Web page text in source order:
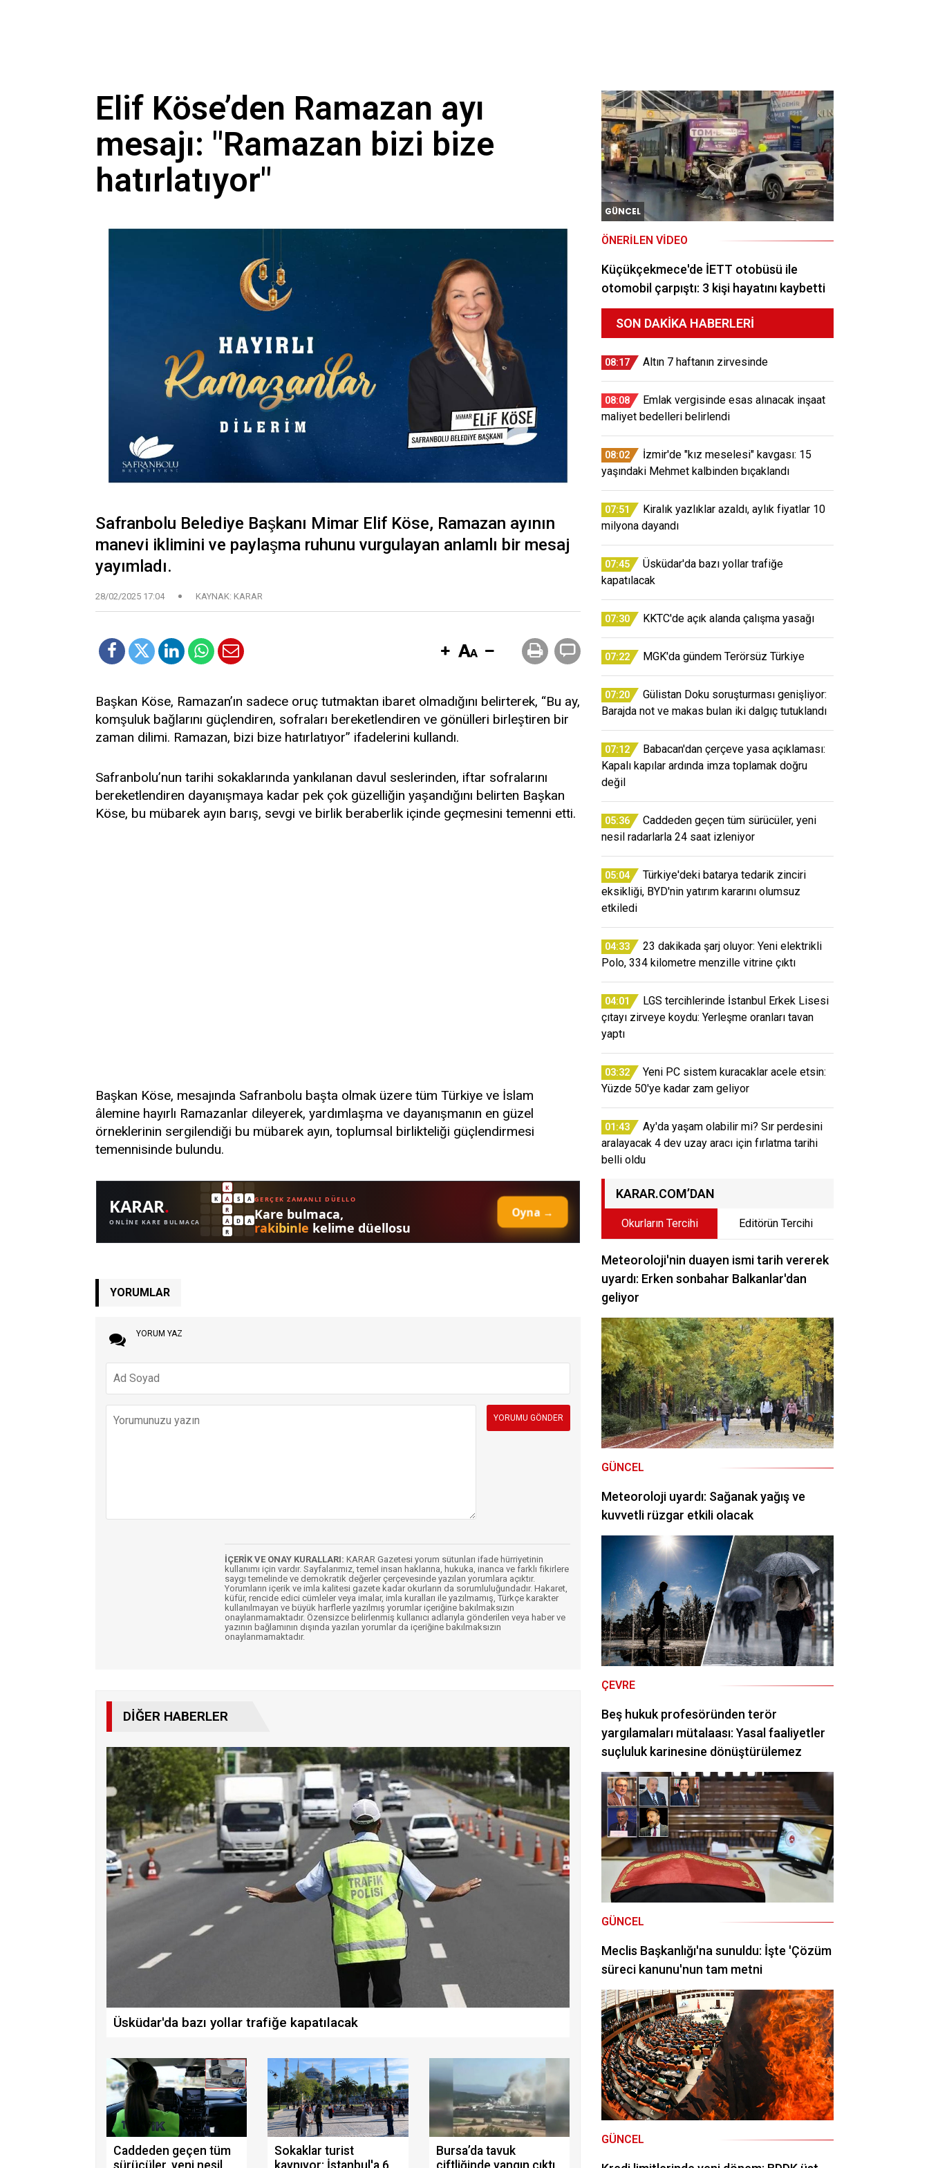
Elif Köse’den Ramazan ayı
mesajı: "Ramazan bizi bize
hatırlatıyor"
Safranbolu Belediye Başkanı Mimar Elif Köse, Ramazan ayının
manevi iklimini ve paylaşma ruhunu vurgulayan anlamlı bir mesaj
yayımladı.
28/02/2025 17:04 KAYNAK: KARAR
Başkan Köse, Ramazan’ın sadece oruç tutmaktan ibaret olmadığını belirterek, “Bu ay,
komşuluk bağlarını güçlendiren, sofraları bereketlendiren ve gönülleri birleştiren bir
zaman dilimi. Ramazan, bizi bize hatırlatıyor” ifadelerini kullandı.
Safranbolu’nun tarihi sokaklarında yankılanan davul seslerinden, iftar sofralarını
bereketlendiren dayanışmaya kadar pek çok güzelliğin yaşandığını belirten Başkan
Köse, bu mübarek ayın barış, sevgi ve birlik beraberlik içinde geçmesini temenni etti.
Başkan Köse, mesajında Safranbolu başta olmak üzere tüm Türkiye ve İslam
âlemine hayırlı Ramazanlar dileyerek, yardımlaşma ve dayanışmanın en güzel
örneklerinin sergilendiği bu mübarek ayın, toplumsal birlikteliği güçlendirmesi
temennisinde bulundu.
YORUMLAR
YORUM YAZ
İÇERİK VE ONAY KURALLARI: KARAR Gazetesi yorum sütunları ifade hürriyetinin
kullanımı için vardır. Sayfalarımız, temel insan haklarına, hukuka, inanca ve farklı fikirlere
saygı temelinde ve demokratik değerler çerçevesinde yazılan yorumlara açıktır.
Yorumların içerik ve imla kalitesi gazete kadar okurların da sorumluluğundadır. Hakaret,
küfür, rencide edici cümleler veya imalar, imla kuralları ile yazılmamış, Türkçe karakter
kullanılmayan ve büyük harflerle yazılmış yorumlar içeriğine bakılmaksızın
onaylanmamaktadır. Özensizce belirlenmiş kullanıcı adlarıyla gönderilen veya haber ve
yazının bağlamının dışında yazılan yorumlar da içeriğine bakılmaksızın
onaylanmamaktadır.
DIĞER HABERLER
Üsküdar'da bazı yollar trafiğe kapatılacak
Caddeden geçen tüm
Sokaklar turist
Bursa’da tavuk
GÜNCEL
ÖNERILEN VIDEO
Küçükçekmece'de İETT otobüsü ile
otomobil çarpıştı: 3 kişi hayatını kaybetti
SON DAKIKA HABERLERI
08:17 Altın 7 haftanın zirvesinde
08:08
Emlak vergisinde esas alınacak inşaat
maliyet bedelleri belirlendi
08:02
İzmir'de "kız meselesi" kavgası: 15
yaşındaki Mehmet kalbinden bıçaklandı
07:51
Kiralık yazlıklar azaldı, aylık fiyatlar 10
milyona dayandı
07:45
Üsküdar'da bazı yollar trafiğe
kapatılacak
07:30 KKTC'de açık alanda çalışma yasağı
07:22 MGK'da gündem Terörsüz Türkiye
07:20
Gülistan Doku soruşturması genişliyor:
Barajda not ve makas bulan iki dalgıç tutuklandı
07:12
Babacan'dan çerçeve yasa açıklaması:
Kapalı kapılar ardında imza toplamak doğru
değil
05:36
Caddeden geçen tüm sürücüler, yeni
nesil radarlarla 24 saat izleniyor
05:04
Türkiye'deki batarya tedarik zinciri
eksikliği, BYD'nin yatırım kararını olumsuz
etkiledi
04:33
23 dakikada şarj oluyor: Yeni elektrikli
Polo, 334 kilometre menzille vitrine çıktı
04:01
LGS tercihlerinde İstanbul Erkek Lisesi
çıtayı zirveye koydu: Yerleşme oranları tavan
yaptı
03:32
Yeni PC sistem kuracaklar acele etsin:
Yüzde 50'ye kadar zam geliyor
01:43
Ay'da yaşam olabilir mi? Sır perdesini
aralayacak 4 dev uzay aracı için fırlatma tarihi
belli oldu
KARAR.COM’DAN
Okurların Tercihi Editörün Tercihi
Meteoroloji'nin duayen ismi tarih vererek
uyardı: Erken sonbahar Balkanlar'dan
geliyor
GÜNCEL
Meteoroloji uyardı: Sağanak yağış ve
kuvvetli rüzgar etkili olacak
ÇEVRE
Beş hukuk profesöründen terör
yargılamaları mütalaası: Yasal faaliyetler
suçluluk karinesine dönüştürülemez
GÜNCEL
Meclis Başkanlığı'na sunuldu: İşte 'Çözüm
süreci kanunu'nun tam metni
GÜNCEL